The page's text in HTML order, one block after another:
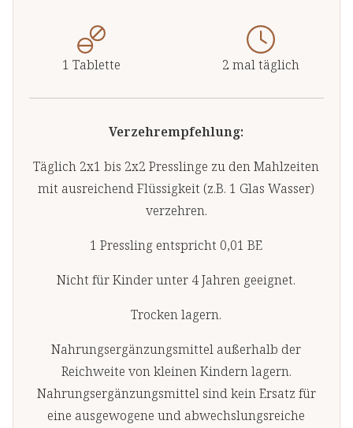
Braunglas. So schützen wir die
Inhaltsstoffe vor Licht und
Oxidation und betonen zugleich
unsere Verantwortung für die
1 Tablette 2 mal täglich
Verzehrempfehlung:
Täglich 2x1 bis 2x2 Presslinge zu den Mahlzeiten
mit ausreichend Flüssigkeit (z.B. 1 Glas Wasser)
verzehren.
1 Pressling entspricht 0,01 BE
Nicht für Kinder unter 4 Jahren geeignet.
Trocken lagern.
Nahrungsergänzungsmittel außerhalb der
Reichweite von kleinen Kindern lagern.
Nahrungsergänzungsmittel sind kein Ersatz für
eine ausgewogene und abwechslungsreiche